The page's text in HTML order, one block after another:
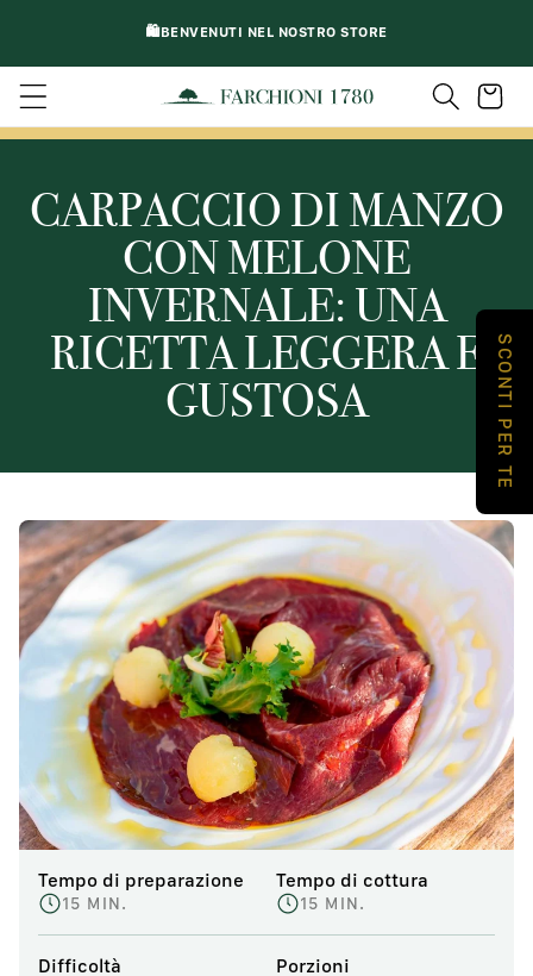
🛍️BENVENUTI NEL NOSTRO STORE
Carrello
CARPACCIO DI MANZO
CON MELONE
INVERNALE: UNA
RICETTA LEGGERA E
GUSTOSA
Tempo di preparazione
15 MIN.
Tempo di cottura
15 MIN.
Difficoltà Porzioni
SCONTI PER TE